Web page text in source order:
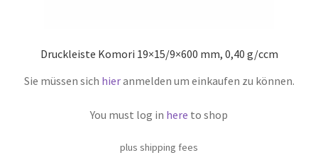
Druckleiste Komori 19×15/9×600 mm, 0,40 g/ccm
Sie müssen sich hieranmelden um einkaufen zu können.
You must log in here to shop
plus shipping fees